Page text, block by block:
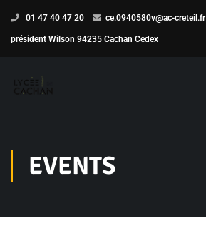
01 47 40 47 20 ce.0940580v@ac-creteil.fr
président Wilson 94235 Cachan Cedex
EVENTS